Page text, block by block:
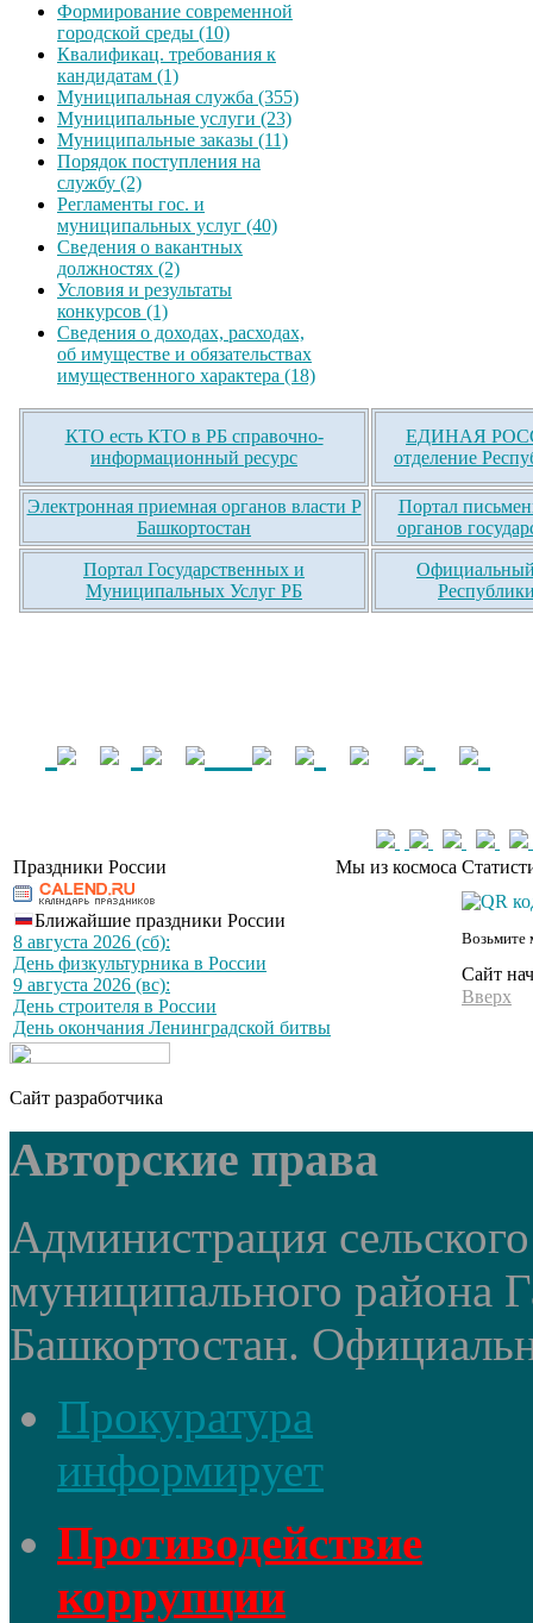
Формирование современной
городской среды (10)
Квалификац. требования к
кандидатам (1)
Муниципальная служба (355)
Муниципальные услуги (23)
Муниципальные заказы (11)
Порядок поступления на
службу (2)
Регламенты гос. и
муниципальных услуг (40)
Сведения о вакантных
должностях (2)
Условия и результаты
конкурсов (1)
Сведения о доходах, расходах,
об имуществе и обязательствах
имущественного характера (18)
КТО есть КТО в РБ справочно-
информационный ресурс
ЕДИНАЯ
отделение
Электронная приемная органов власти Р
Башкортостан
Портал
органов
Портал Государственных и
Муниципальных Услуг РБ
Официальный
Праздники России Мы из космоса
Ближайшие праздники России
8 августа 2026 (сб):
День физкультурника в России
9 августа 2026 (вс):
День строителя в России
День окончания Ленинградской битвы
Возьмите
Сайт
Вверх
Сайт разработчика
Авторские права
Администрация
муниципального района
Башкортостан.
Прокуратура
информирует
Противодействие
коррупции